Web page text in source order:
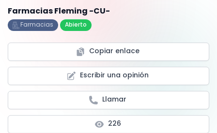
Farmacias Fleming -CU-
Farmacias Abierto
Copiar enlace
Escribir una opinión
Llamar
226